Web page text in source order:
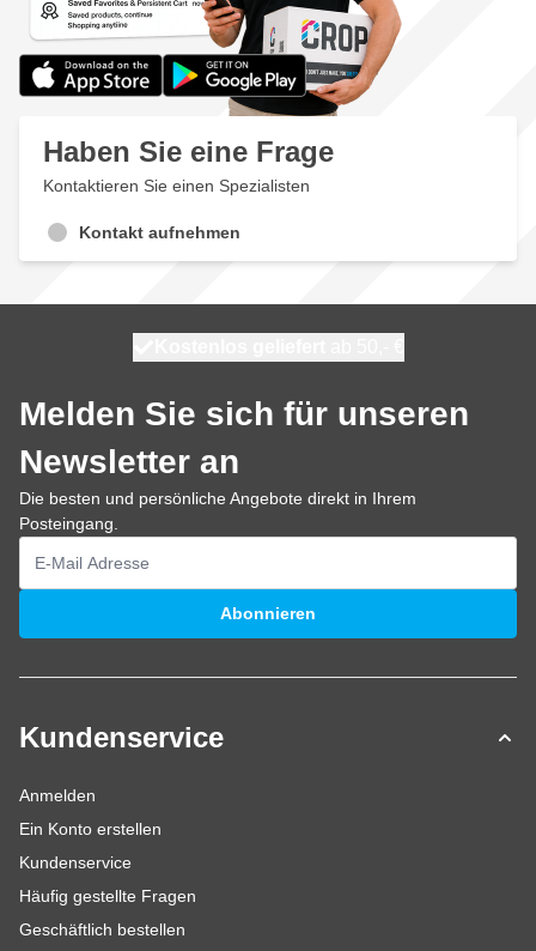
Haben Sie eine Frage
Kontaktieren Sie einen Spezialisten
Kontakt aufnehmen
Melden Sie sich für unseren
Newsletter an
Die besten und persönliche Angebote direkt in Ihrem
Posteingang.
E-Mailadresse
Abonnieren
Kundenservice
Anmelden
Ein Konto erstellen
Kundenservice
Häufig gestellte Fragen
Geschäftlich bestellen